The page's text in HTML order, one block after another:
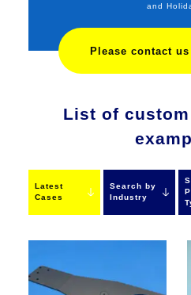
and
Please contact
List of
Latest
Cases
Search by
Industry